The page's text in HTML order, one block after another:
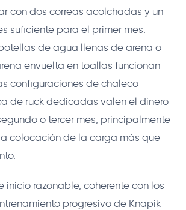
con dos correas acolchadas y un
suficiente para el primer mes.
de agua llenas de arena o
envuelta en toallas funcionan
configuraciones de chaleco
de ruck dedicadas valen el dinero
o tercer mes, principalmente
colocación de la carga más que
inicio razonable, coherente con los
progresivo de Knapik